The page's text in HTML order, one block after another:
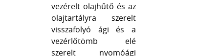
vezérelt olajhűtő és az
olajtartályra szerelt
visszafolyó ági és a
vezérlőtömb elé
szerelt nyomóági